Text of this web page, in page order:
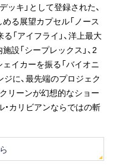
キ」として登録された、
る展望カプセル「ノース
「アイフライ」、洋上最大
設「シープレックス」、2
イカーを振る「バイオニ
ジに、最先端のプロジェク
リーンが幻想的なショー
・カリビアンならではの斬